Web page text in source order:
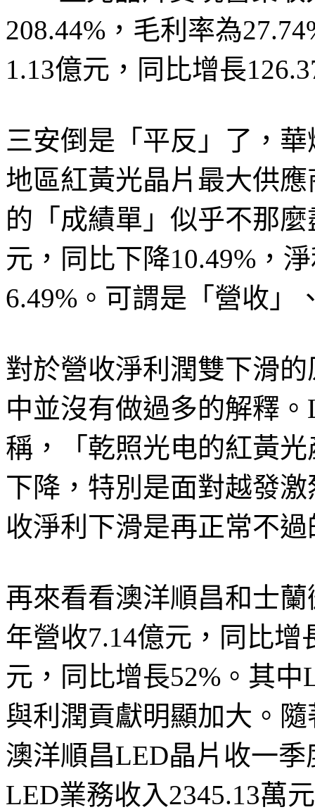
208.44%，毛利率為
1.13億元，同比增長
三安倒是「平反」了，
地區紅黃光晶片最大供
的「成績單」似乎不那
元，同比下降10.49%，
6.49%。可謂是「營收」
對於營收淨利潤雙下滑
中並沒有做過多的解釋
稱，「乾照光电的紅黃
下降，特別是面對越發
收淨利下滑是再正常不
再來看看澳洋順昌和士
年營收7.14億元，同比增
元，同比增長52%。其
與利潤貢獻明顯加大。
澳洋順昌LED晶片收一
LED業務收入2345.13萬